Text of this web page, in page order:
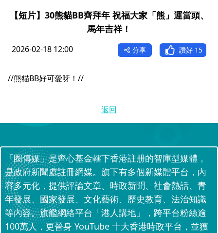
【短片】30熊貓BB齊拜年 祝福大家「熊」運當頭、
馬年吉祥！
2026-02-18 12:00 分享 讚好 15
//熊貓BB好可愛呀！//
返回
「圈傳媒」是齊心基金轄下香港註册的智庫型媒體，
是政府新聞處註冊網媒。旗下有多個新媒體平台，內
容多元化，提供評論文章、時政新聞、社會熱話、青
年發展、國家發展、文化藝術、歷史教育、法治知識
等內容。旗艦網絡平台「港人講地」，跨平台粉絲逾
100萬人，更晉身 YouTube 十大香港時政平台，並獲